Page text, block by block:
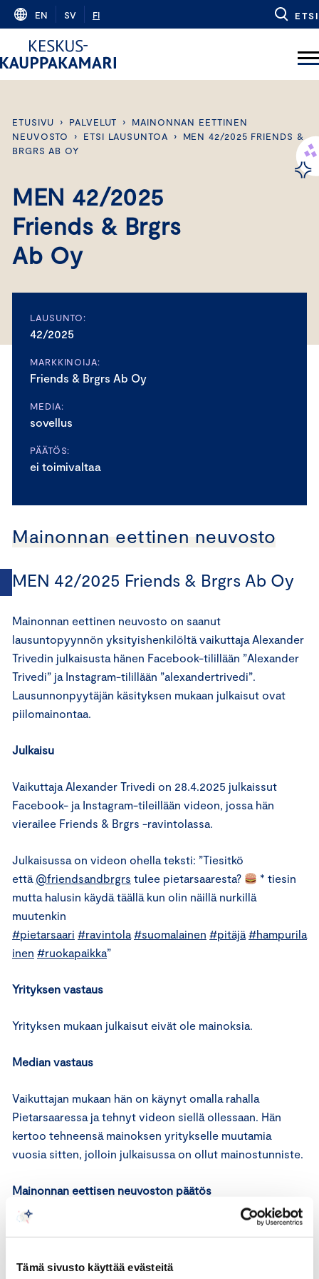
Tämä sivusto käyttää evästeitä
Skip
content
EN SV FI ETSI
ETUSIVU › PALVELUT ›
MAINONNAN EETTINEN
NEUVOSTO
› ETSI LAUSUNTOA ›
MEN 42/2025 FRIENDS &
BRGRS AB OY
MEN 42/2025
Friends & Brgrs
Ab Oy
LAUSUNTO:
42/2025
MARKKINOIJA:
Friends & Brgrs Ab Oy
MEDIA:
sovellus
PÄÄTÖS:
ei toimivaltaa
Mainonnan eettinen neuvosto
MEN 42/2025 Friends & Brgrs Ab Oy
Mainonnan eettinen neuvosto on saanut
lausuntopyynnön yksityishenkilöltä vaikuttaja Alexander
Trivedin julkaisusta hänen Facebook-tilillään ”Alexander
Trivedi” ja Instagram-tilillään ”alexandertrivedi”.
Lausunnonpyytäjän käsityksen mukaan julkaisut ovat
piilomainontaa.
Julkaisu
Vaikuttaja Alexander Trivedi on 28.4.2025 julkaissut
Facebook- ja Instagram-tileillään videon, jossa hän
vierailee Friends & Brgrs -ravintolassa.
Julkaisussa on videon ohella teksti: ”Tiesitkö
että @friendsandbrgrs tulee pietarsaaresta?
* tiesin
mutta halusin käydä täällä kun olin näillä nurkillä
muutenkin
#pietarsaari #ravintola #suomalainen #pitäjä #hampurila
inen #ruokapaikka”
Yrityksen vastaus
Yrityksen mukaan julkaisut eivät ole mainoksia.
Median vastaus
Vaikuttajan mukaan hän on käynyt omalla rahalla
Pietarsaaressa ja tehnyt videon siellä ollessaan. Hän
kertoo tehneensä mainoksen yritykselle muutamia
vuosia sitten, jolloin julkaisussa on ollut mainostunniste.
Mainonnan eettisen neuvoston päätös
Mainonnan eettisen neuvoston toimivalta
Mainonnan eettisen neuvoston tehtävänä on antaa